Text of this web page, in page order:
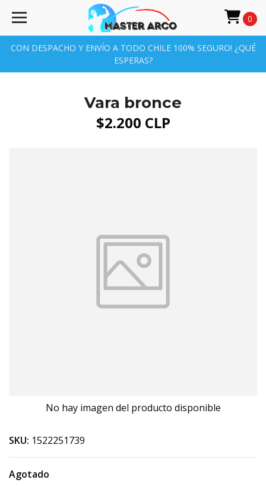
CON DESPACHO Y ENVÍO A TODO CHILE 100% SEGURO! ¿QUÉ
ESPERAS?
0
Vara bronce
$2.200 CLP
No hay imagen del producto disponible
SKU: 1522251739
Agotado